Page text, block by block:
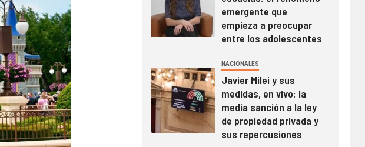
emergente que
empieza a preocupar
entre los adolescentes
NACIONALES
Javier Milei y sus
medidas, en vivo: la
media sanción a la ley
de propiedad privada y
sus repercusiones